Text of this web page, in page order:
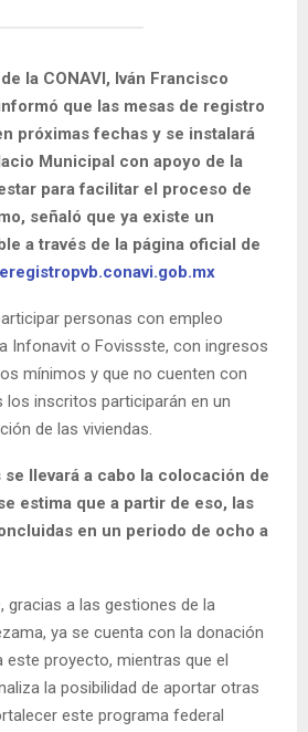
la CONAVI, Iván Francisco
que las mesas de registro
próximas fechas y se instalará
Municipal con apoyo de la
para facilitar el proceso de
señaló que ya existe un
a través de la página oficial de
personas con empleo
Infonavit o Fovissste, con ingresos
mínimos y que no cuenten con
los inscritos participarán en un
de las viviendas.
llevará a cabo la colocación de
estima que a partir de eso, las
en un periodo de ocho a
gracias a las gestiones de la
ya se cuenta con la donación
este proyecto, mientras que el
la posibilidad de aportar otras
este programa federal